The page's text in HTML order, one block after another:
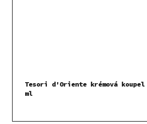
Tesori d'Oriente krémová koupel
ml